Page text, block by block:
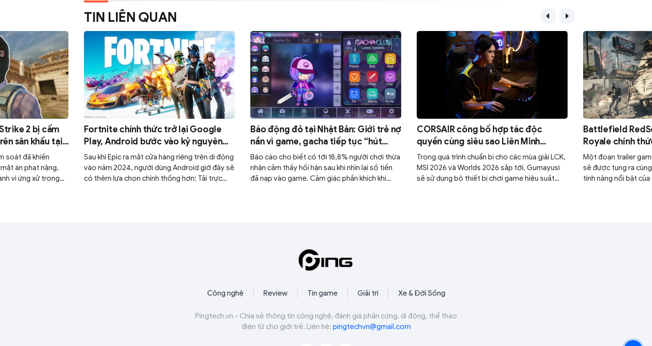
TIN LIÊN QUAN
2 bị cấm
sân khấu tại
soát đã khiến
án phạt nặng,
vi ứng xử trong
Fortnite chính thức trở lại Google
Play, Android bước vào kỷ nguyên
mở cửa hoàn toàn
Sau khi Epic ra mắt cửa hàng riêng trên di động
vào năm 2024, người dùng Android giờ đây sẽ
có thêm lựa chọn chính thống hơn: Tải trực
Báo động đỏ tại Nhật Bản: Giới trẻ nợ
nần vì game, gacha tiếp tục “hút
máu” người chơi U30
Báo cáo cho biết có tới 18,8% người chơi thừa
nhận cảm thấy hối hận sau khi nhìn lại số tiền
đã nạp vào game. Cảm giác phấn khích khi
CORSAIR công bố hợp tác độc
quyền cùng siêu sao Liên Minh
Huyền Thoại Gumayusi
Trong quá trình chuẩn bị cho các mùa giải LCK,
MSI 2026 và Worlds 2026 sắp tới, Gumayusi
sẽ sử dụng bộ thiết bị chơi game hiệu suất
Battlefield
Royale chính
bộ người chơi
Một đoạn trailer
sẽ được tung ra
tính năng nổi bật
Công nghệ Review Tin game Giải trí Xe & Đời Sống
Pingtech.vn - Chia sẻ thông tin công nghệ, đánh giá phần cứng, di động, thể thao
điện tử cho giới trẻ. Liên hệ: pingtechvn@gmail.com